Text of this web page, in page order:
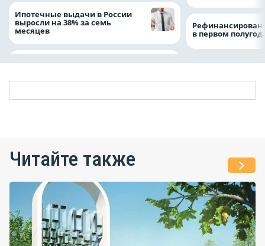
Ипотечные выдачи в России
выросли на 38% за семь
месяцев в первом
Читайте также